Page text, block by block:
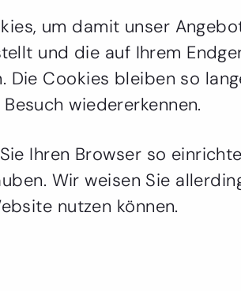
um damit unser
und die auf Ihrem
Die Cookies bleiben so
wiedererkennen.
Ihren Browser so
Wir weisen Sie
nutzen können.